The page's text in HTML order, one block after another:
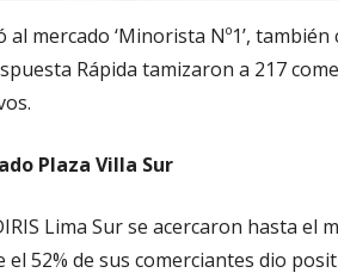
mercado ‘Minorista Nº1’, también
Rápida tamizaron a 217
Plaza Villa Sur
Lima Sur se acercaron hasta el
52% de sus comerciantes dio